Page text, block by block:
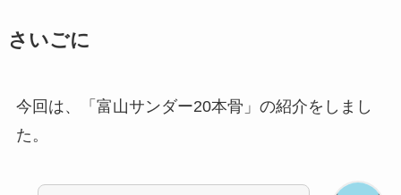
さいごに
今回は、「富山サンダー20本骨」の紹介をしまし
た。